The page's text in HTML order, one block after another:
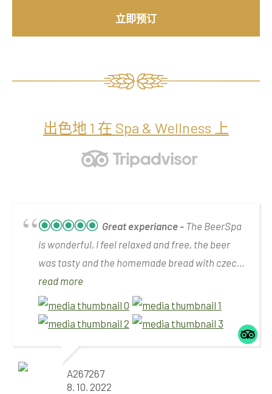
立即预订
出色地 1 在 Spa & Wellness 上
Great experiance
The BeerSpa
is wonderful, I feel relaxed and free, the beer
was tasty and the homemade bread with czech
butter of greaves was great.
read more
A267267
8. 10. 2022